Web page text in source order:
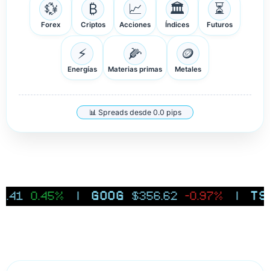
💱
Forex
₿
Criptos
📈
Acciones
🏛️
Índices
⏳
Futuros
⚡
Energías
🌽
Materias primas
🪙
Metales
📊 Spreads desde 0.0 pips
| GOOG $356.62 -0.97% | TSLA